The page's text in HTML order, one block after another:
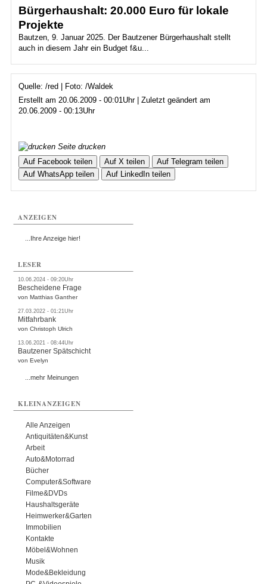
Bürgerhaushalt: 20.000 Euro für lokale
Projekte
Bautzen, 9. Januar 2025. Der Bautzener Bürgerhaushalt stellt
auch in diesem Jahr ein Budget f&u...
Quelle: /red | Foto: /Waldek
Erstellt am 20.06.2009 - 00:01Uhr | Zuletzt geändert am
20.06.2009 - 00:13Uhr
Seite drucken
Auf Facebook teilen
Auf X teilen
Auf Telegram teilen
Auf WhatsApp teilen
Auf LinkedIn teilen
ANZEIGEN
...Ihre Anzeige hier!
LESER
10.06.2024 - 09:20Uhr
Bescheidene Frage
von Matthias Ganther
27.03.2022 - 01:21Uhr
Mitfahrbank
von Christoph Ulrich
13.06.2021 - 08:44Uhr
Bautzener Spätschicht
von Evelyn
...mehr Meinungen
KLEINANZEIGEN
Alle Anzeigen
Antiquitäten&Kunst
Arbeit
Auto&Motorrad
Bücher
Computer&Software
Filme&DVDs
Haushaltsgeräte
Heimwerker&Garten
Immobilien
Kontakte
Möbel&Wohnen
Musik
Mode&Bekleidung